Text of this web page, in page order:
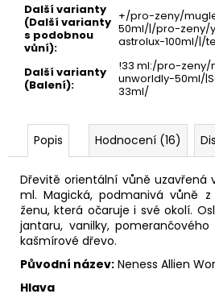
Další varianty
(Další varianty
s podobnou
vůní):
+/pro-zeny/
50ml/|/pro-zeny/
astrolux-100ml/|/
Další varianty
(Balení):
!33 ml:/pro-
unworldly-50ml/
33ml/
Popis Hodnocení (16)
Dřevitě orientální vůně uzavřená
ml. Magická, podmanivá vůně
ženu, která očaruje i své okolí.
jantaru, vanilky,
kašmírové dřevo.
Původní název: Neness Allien
Hlava